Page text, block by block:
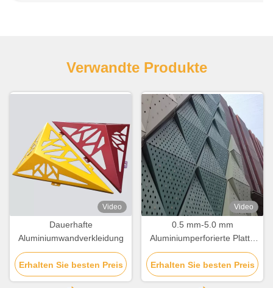
Verwandte Produkte
Video
Dauerhafte
Aluminiumwandverkleidung
Erhalten Sie besten Preis
Video
0.5 mm-5.0 mm
Aluminiumperforierte Platte
für Wohngebäude
Erhalten Sie besten Preis